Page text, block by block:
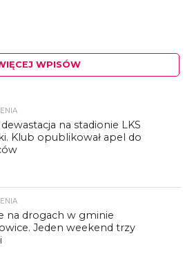
WPISÓW
na stadionie LKS
Klub opublikował apel do
na drogach w gminie
Jeden weekend trzy